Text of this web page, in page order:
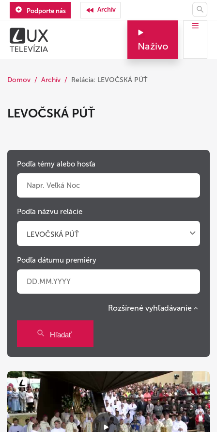
Podporte nás Archív
Naživo
Domov Archív Relácia: LEVOČSKÁ PÚŤ
LEVOČSKÁ PÚŤ
Podľa témy alebo hosťa
Podľa názvu relácie
LEVOČSKÁ PÚŤ
Podľa dátumu premiéry
Po Ut
27 28 29
10 13 14 15 16
17 18 19 20 21 22 23
24 25 26 27 28 29 30
Rozšírené vyhľadávanie
Hľadať